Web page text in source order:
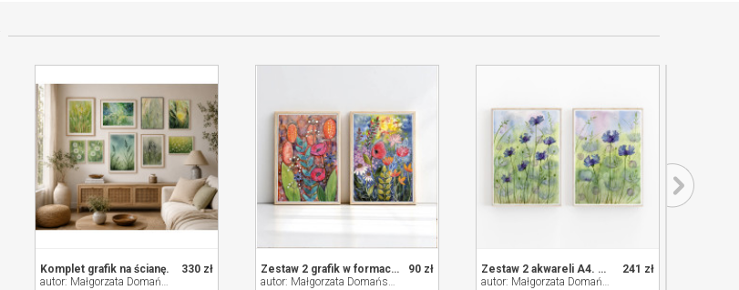
330 zł
Komplet grafik na ścianę.
autor: Małgorzata Domańska ART
90 zł
Zestaw 2 grafik w formacie A3
autor: Małgorzata Domańska ART
241 zł
Zestaw 2 akwareli A4. Chabry
autor: Małgorzata Domańska ART